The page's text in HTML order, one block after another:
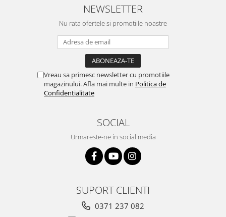
NEWSLETTER
Nu rata ofertele si promotiile noastre
Vreau sa primesc newsletter cu promotiile
magazinului. Afla mai multe in Politica de
Confidentialitate
SOCIAL
Urmareste-ne in social media
SUPORT CLIENTI
0371 237 082